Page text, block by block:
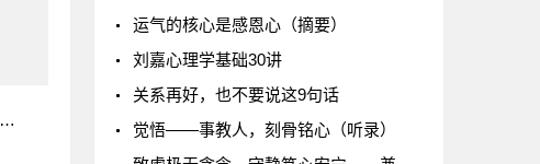
运气的核心是感恩心（摘要）
刘嘉心理学基础30讲
关系再好，也不要说这9句话
觉悟——事教人，刻骨铭心（听录）